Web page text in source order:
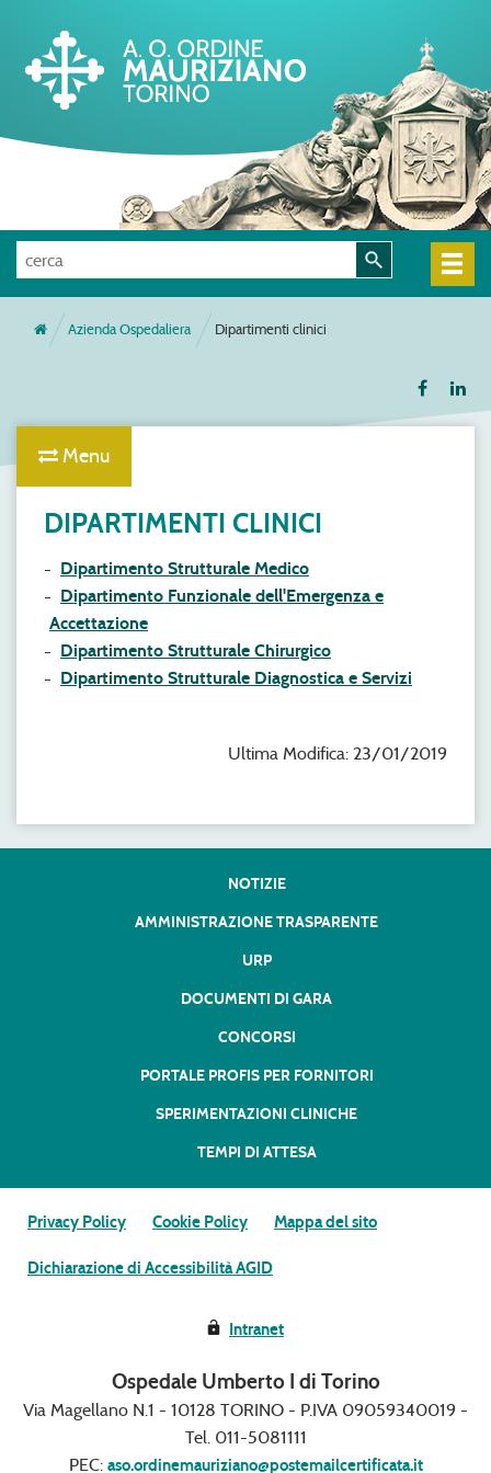
Azienda Ospedaliera Dipartimenti clinici
Menu
DIPARTIMENTI CLINICI
Dipartimento Strutturale Medico
Dipartimento Funzionale dell'Emergenza e
Accettazione
Dipartimento Strutturale Chirurgico
Dipartimento Strutturale Diagnostica e Servizi
Ultima Modifica: 23/01/2019
NOTIZIE
AMMINISTRAZIONE TRASPARENTE
URP
DOCUMENTI DI GARA
CONCORSI
PORTALE PROFIS PER FORNITORI
SPERIMENTAZIONI CLINICHE
TEMPI DI ATTESA
Privacy Policy Cookie Policy Mappa del sito
Dichiarazione di Accessibilità AGID
Intranet
Ospedale Umberto I di Torino
Via Magellano N.1 - 10128 TORINO - P.IVA 09059340019 -
Tel. 011-5081111
PEC: aso.ordinemauriziano@postemailcertificata.it